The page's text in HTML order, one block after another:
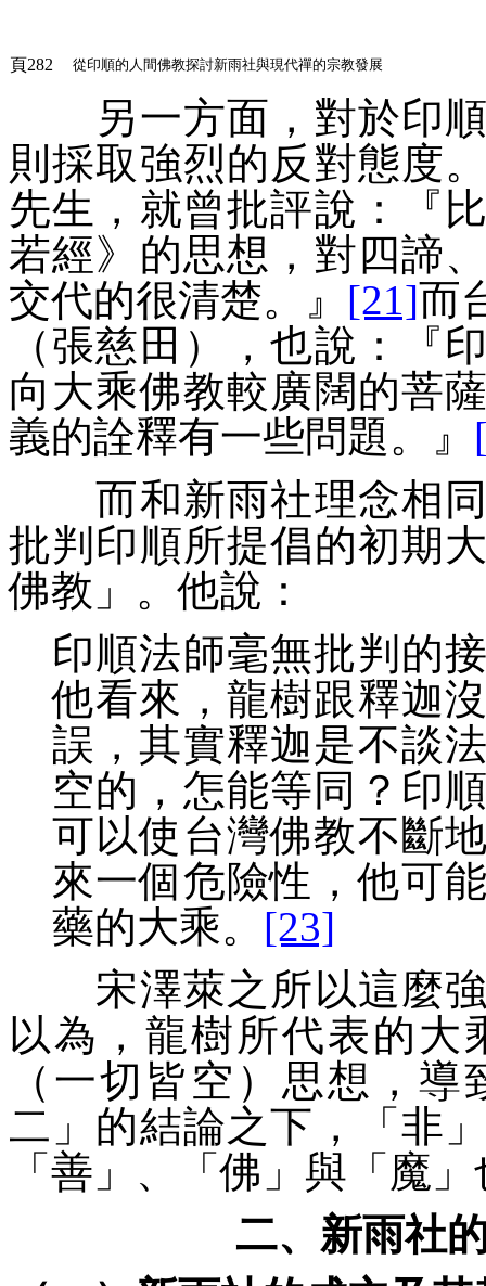
頁282 從印順的人間佛教探討新雨社與現代禪的宗教發展
另一方面，對於印順
則採取強烈的反對態度
先生，就曾批評說：『
若經》的思想，對四諦
交代的很清楚。
』 [21]而
（張慈田），也說：『
向大乘佛教較廣闊的菩
義的詮釋有一些問題。
』
而和新雨社理念相同
批判印順所提倡的初期
佛教 」。他說：
印順法師毫無批判的
他看來，龍樹跟釋迦
誤，其實釋迦是不談
空的，怎能等同？印
可以使台灣佛教不斷
來一個危險性，他可
藥的大乘。 [23]
宋澤萊之所以這麼強
以為，龍樹所代表的
（一切皆空）思想，導
二 」的結論之下，「 非
「 善 」、「佛 」與「 魔
二、新雨社